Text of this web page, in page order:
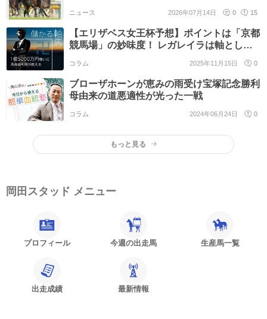
ニュース 2026年07月14日 0 15
【エリザベス女王杯予想】ポイントは「京都
競馬場」の妙味度！ レガレイラは軸として
コラム 2025年11月15日 0
ブローザホーンが恵みの雨受け宝塚記念勝利
母由来の道悪適性が光った一戦
コラム 2024年06月24日 0
もっと見る
岡田スタッド メニュー
プロフィール 今週の出走馬 生産馬一覧
出走成績 最新情報